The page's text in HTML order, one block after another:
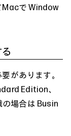
で Window
があります。
Edition、
場合は Busin